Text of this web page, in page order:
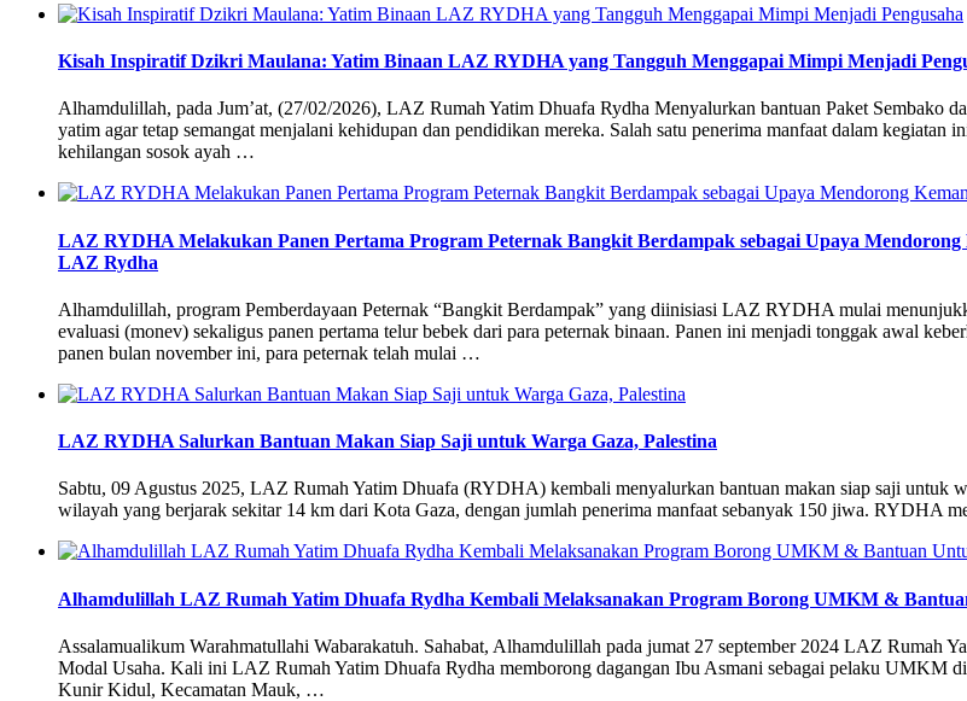
Kisah Inspiratif Dzikri Maulana: Yatim Binaan LAZ RYDHA yang Tangguh Menggapai Mimpi Menjadi
Alhamdulillah, pada Jum’at, (27/02/2026), LAZ Rumah Yatim Dhuafa Rydha Menyalurkan bantuan Paket Sembako
yatim agar tetap semangat menjalani kehidupan dan pendidikan mereka. Salah satu penerima manfaat dalam
kehilangan sosok ayah …
LAZ RYDHA Melakukan Panen Pertama Program Peternak Bangkit Berdampak sebagai Upaya
LAZ Rydha
Alhamdulillah, program Pemberdayaan Peternak “Bangkit Berdampak” yang diinisiasi LAZ RYDHA mulai
evaluasi (monev) sekaligus panen pertama telur bebek dari para peternak binaan. Panen ini menjadi tonggak awal
panen bulan november ini, para peternak telah mulai …
LAZ RYDHA Salurkan Bantuan Makan Siap Saji untuk Warga Gaza, Palestina
Sabtu, 09 Agustus 2025, LAZ Rumah Yatim Dhuafa (RYDHA) kembali menyalurkan bantuan makan siap saji untuk
wilayah yang berjarak sekitar 14 km dari Kota Gaza, dengan jumlah penerima manfaat sebanyak 150 jiwa. RYDHA
Alhamdulillah LAZ Rumah Yatim Dhuafa Rydha Kembali Melaksanakan Program Borong UMKM &
Assalamualikum Warahmatullahi Wabarakatuh. Sahabat, Alhamdulillah pada jumat 27 september 2024 LAZ
Modal Usaha. Kali ini LAZ Rumah Yatim Dhuafa Rydha memborong dagangan Ibu Asmani sebagai pelaku
Kunir Kidul, Kecamatan Mauk, …